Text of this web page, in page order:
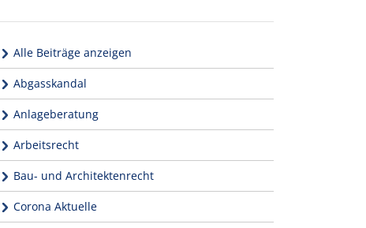
Alle Beiträge anzeigen
Abgasskandal
Anlageberatung
Arbeitsrecht
Bau- und Architektenrecht
Corona Aktuelle